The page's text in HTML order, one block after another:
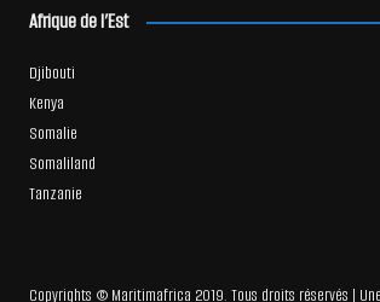
Afrique de l’Est
Djibouti
Kenya
Somalie
Somaliland
Tanzanie
Copyrights © Maritimafrica 2019. Tous droits réservés |